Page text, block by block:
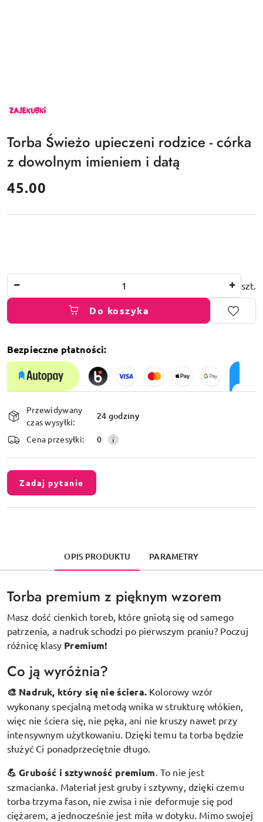
ZAJEKUBKI
Torba Świeżo upieczeni rodzice - córka
z dowolnym imieniem i datą
cena:
45.00
szt.
Do koszyka
Bezpieczne płatności:
Dostępność
i
dostawa
Przewidywany
czas wysyłki:
24 godziny
Cena przesyłki: 0
Zadaj pytanie
OPIS PRODUKTU PARAMETRY
Torba premium z pięknym wzorem
Masz dość cienkich toreb, które gniotą się od samego
patrzenia, a nadruk schodzi po pierwszym praniu? Poczuj
różnicę klasy Premium!
Co ją wyróżnia?
🎨 Nadruk, który się nie ściera. Kolorowy wzór
wykonany specjalną metodą wnika w strukturę włókien,
więc nie ściera się, nie pęka, ani nie kruszy nawet przy
intensywnym użytkowaniu. Dzięki temu ta torba będzie
służyć Ci ponadprzeciętnie długo.
💪 Grubość i sztywność premium To nie jest
szmacianka. Materiał jest gruby i sztywny, dzięki czemu
torba trzyma fason, nie zwisa i nie deformuje się pod
ciężarem, a jednocześnie jest miła w dotyku. Mimo swojej